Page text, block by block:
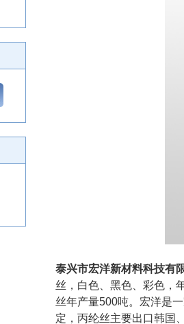
泰兴市宏洋新材料科技有
丝，白色、黑色、彩色，
丝年产量500吨。宏洋是
定，丙纶丝主要出口韩国